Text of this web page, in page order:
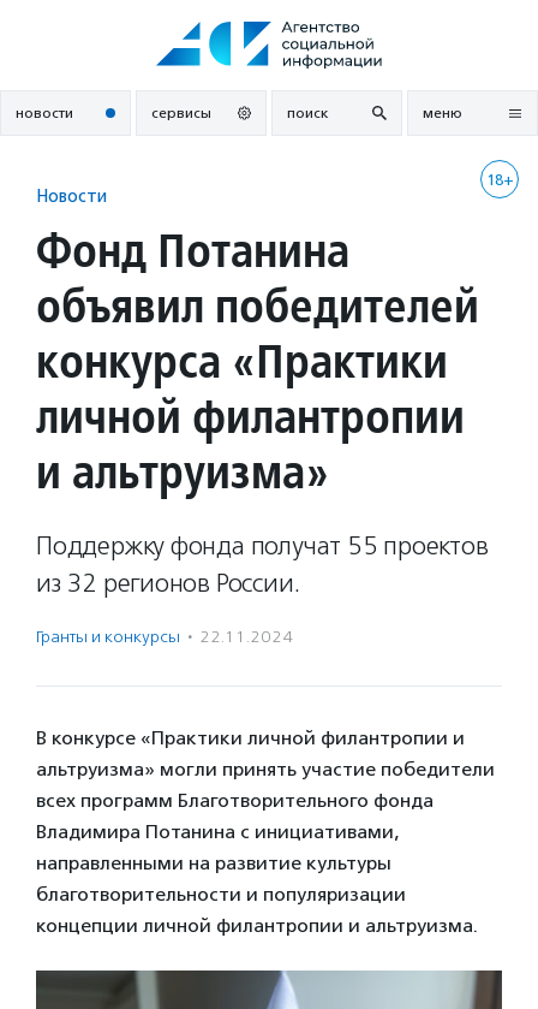
новости сервисы поиск меню
18+
Новости
Фонд Потанина
объявил победителей
конкурса «Практики
личной филантропии
и альтруизма»
Поддержку фонда получат 55 проектов
из 32 регионов России.
Гранты и конкурсы · 22.11.2024
В конкурсе «Практики личной филантропии и
альтруизма» могли принять участие победители
всех программ Благотворительного фонда
Владимира Потанина с инициативами,
направленными на развитие культуры
благотворительности и популяризации
концепции личной филантропии и альтруизма.